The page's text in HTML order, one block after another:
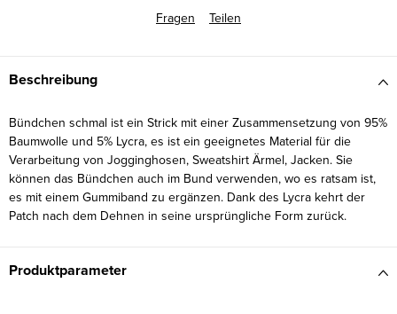
Fragen
Teilen
Beschreibung
Bündchen schmal ist ein Strick mit einer Zusammensetzung von 95%
Baumwolle und 5% Lycra, es ist ein geeignetes Material für die
Verarbeitung von Jogginghosen, Sweatshirt Ärmel, Jacken. Sie
können das Bündchen auch im Bund verwenden, wo es ratsam ist,
es mit einem Gummiband zu ergänzen. Dank des Lycra kehrt der
Patch nach dem Dehnen in seine ursprüngliche Form zurück.
Produktparameter